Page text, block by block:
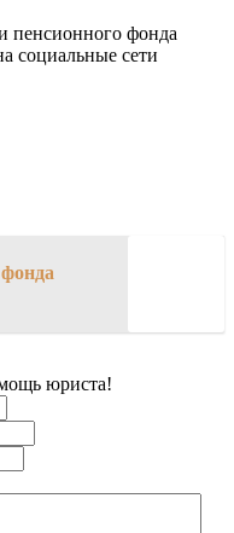
пенсионного фонда
социальные сети
юриста!